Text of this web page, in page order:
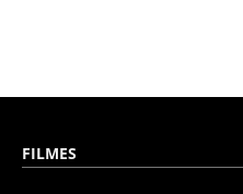
FILMES